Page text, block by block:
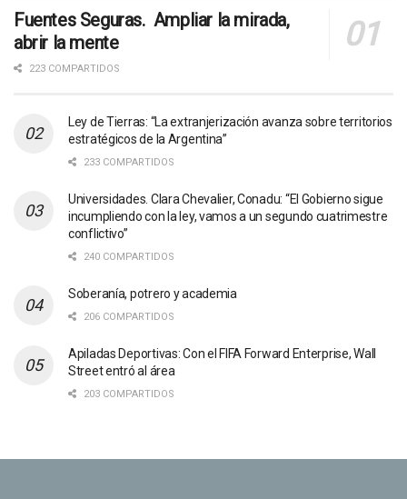
Fuentes Seguras. Ampliar la mirada,
abrir la mente
223 COMPARTIDOS
Ley de Tierras: “La extranjerización avanza sobre territorios
estratégicos de la Argentina”
233 COMPARTIDOS
Universidades. Clara Chevalier, Conadu: “El Gobierno sigue
incumpliendo con la ley, vamos a un segundo cuatrimestre
conflictivo”
240 COMPARTIDOS
Soberanía, potrero y academia
206 COMPARTIDOS
Apiladas Deportivas: Con el FIFA Forward Enterprise, Wall
Street entró al área
203 COMPARTIDOS